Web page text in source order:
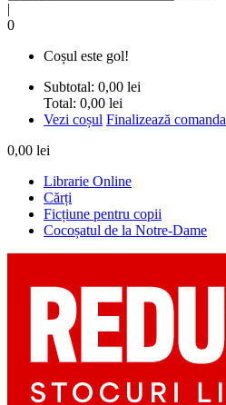
|
0
Coșul este gol!
Subtotal: 0,00 lei
Total: 0,00 lei
Vezi coșul Finalizează comanda
0,00 lei
Librarie Online
Cărți
Ficțiune pentru copii
Cocoșatul de la Notre-Dame